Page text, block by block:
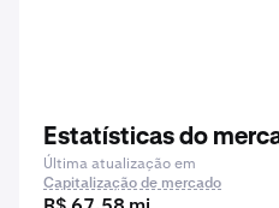
Estatísticas do
Última atualização em
Capitalização de mercado